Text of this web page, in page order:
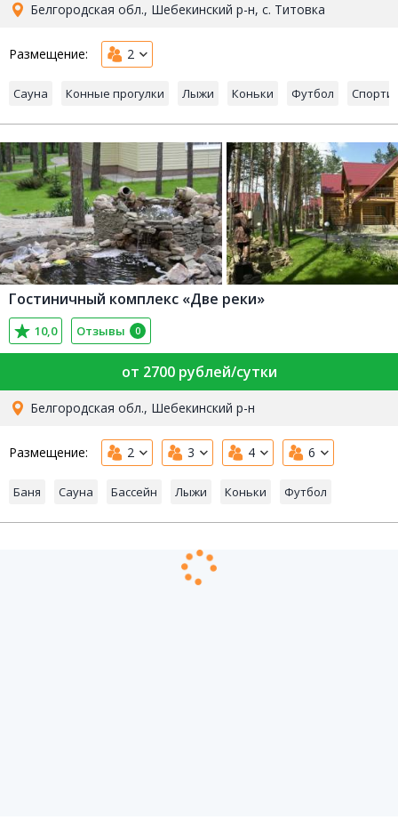
Белгородская обл., Шебекинский р-н, с. Титовка
Размещение: 2
Сауна Конные прогулки Лыжи Коньки Футбол
Гостиничный комплекс «Две реки»
10,0 Отзывы 0
от 2700 рублей/сутки
Белгородская обл., Шебекинский р-н
Размещение: 2 3 4 6
Баня Сауна Бассейн Лыжи Коньки Футбол